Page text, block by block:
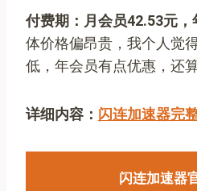
付费期：月会员42.53元，
体价格偏昂贵，我个人觉
低，年会员有点优惠，还
详细内容： 闪连加速器完
闪连加速器